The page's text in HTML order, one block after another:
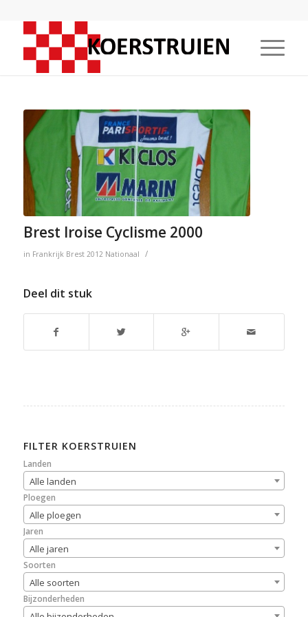
Brest Iroise Cyclisme 2000
in Frankrijk Brest 2012 Nationaal /
Deel dit stuk
FILTER KOERSTRUIEN
Landen
Alle landen
Ploegen
Alle ploegen
Jaren
Alle jaren
Soorten
Alle soorten
Bijzonderheden